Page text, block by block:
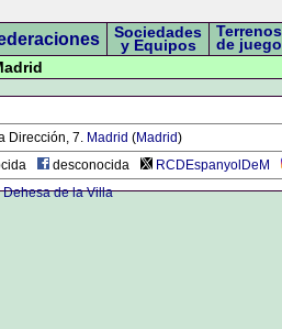
Sociedades
y Equipos
Terrenos
de juego
Dirección, 7. Madrid (Madrid)
desconocida RCDEspanyolDeM
Dehesa de la Villa